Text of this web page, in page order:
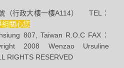
（行政大樓一樓A114） TEL：
組關心您
807, Taiwan R.O.C FAX：
2008 Wenzao Ursuline
RIGHTS RESERVED